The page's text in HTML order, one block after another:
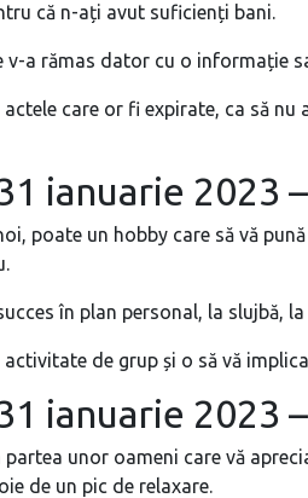
că n-ați avut suficienți bani.
v-a rămas dator cu o informație
care or fi expirate, ca să
ianuarie 2023
poate un hobby care să vă
în plan personal, la slujbă,
activitate de grup și o să vă
ianuarie 2023
unor oameni care vă
de un pic de relaxare.